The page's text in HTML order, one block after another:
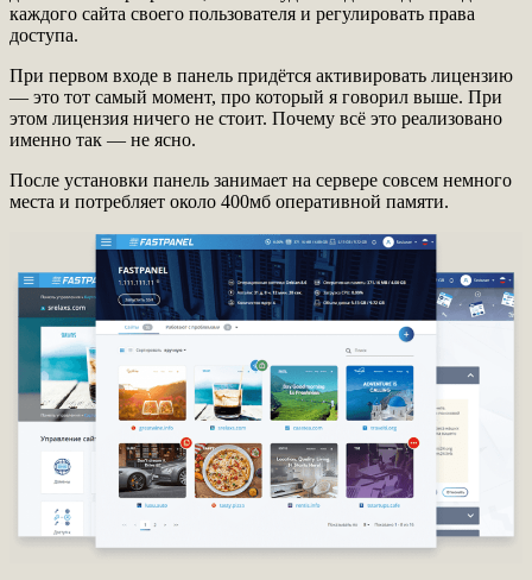
каждого сайта своего пользователя и регулировать права
доступа.
При первом входе в панель придётся активировать лицензию
— это тот самый момент, про который я говорил выше. При
этом лицензия ничего не стоит. Почему всё это реализовано
именно так — не ясно.
После установки панель занимает на сервере совсем немного
места и потребляет около 400мб оперативной памяти.